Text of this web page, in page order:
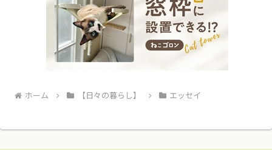
ホーム 【日々の暮らし】 エッセイ